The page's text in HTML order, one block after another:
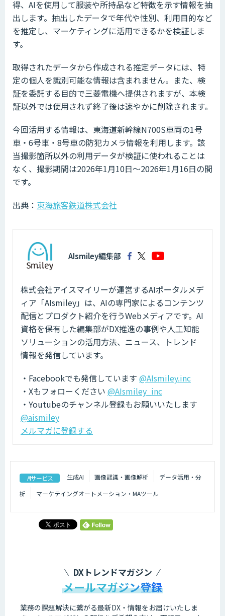
得、AIを使用して服装や所持品など特徴を示す情報を抽
出します。抽出したデータで年代や性別、利用目的など
を推定し、マーケティングに活用できるかを検証しま
す。
取得されたデータから作成される推定データには、特
定の個人を識別可能な情報は含まれません。また、検
証を委託する目的で三菱電機へ提供されますが、本検
証以外では使用されず終了後は速やかに削除されます。
今回活用する情報は、東海道新幹線N700S車両の1号
車・6号車・8号車の防犯カメラ情報を利用します。該
当撮影箇所以外の利用データが検証に使われることは
なく、撮影期間は2026年1月10日～2026年1月16日の間
です。
出典： 東海旅客鉄道株式会社
AIsmiley編集部
株式会社アイスマイリーが運営するAIポータルメデ
ィア「AIsmiley」は、AIの専門家によるコンテンツ
配信とプロダクト紹介を行うWebメディアです。AI
資格を保有した編集部がDX推進の事例や人工知能
ソリューションの活用方法、ニュース、トレンド
情報を発信しています。
・Facebookでも発信しています @AIsmiley.inc
・Xもフォローください @AIsmiley_inc
・Youtubeのチャンネル登録もお願いいたします
@aismiley
メルマガに登録する
AIサービス 生成AI 画像認識・画像解析
データ活用・分
析
マーケテイングオートメーション・MAツール
DXトレンドマガジン
メールマガジン登録
業務の課題解決に繋がる最新DX・情報をお届けいたしま